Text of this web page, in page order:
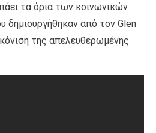
τα όρια των κοινωνικών
δημιουργήθηκαν από τον Glen
της απελευθερωμένης